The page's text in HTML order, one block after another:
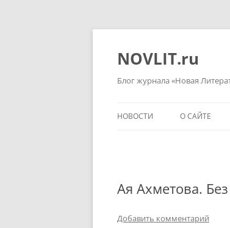
Перейти
NOVLIT.ru
Блог журнала «Новая
НОВОСТИ О САЙТЕ
Ая Ахметова.
Добавить комментарий